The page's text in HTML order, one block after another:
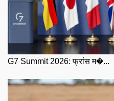
G7 Summit 2026: फ्रांस म�...